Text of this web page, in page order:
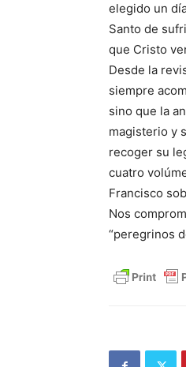
elegido un
Santo de
que Cristo
Desde la
siempre
sino que la
magisterio y
recoger su
cuatro
Francisco
Nos
“peregrinos